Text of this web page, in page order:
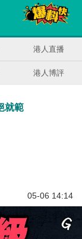
港人直播
港人博評
就範
05-06 14:14